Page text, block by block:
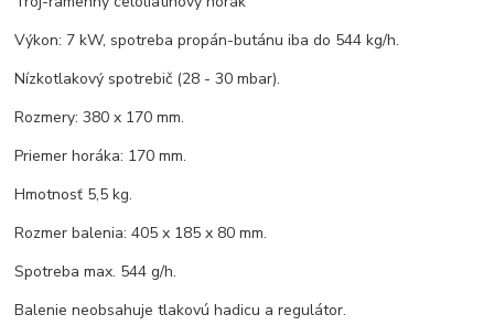
Výkon: 7 kW, spotreba propán-butánu iba do 544 kg/h.
Nízkotlakový spotrebič (28 - 30 mbar).
Rozmery: 380 x 170 mm.
Priemer horáka: 170 mm.
Hmotnosť 5,5 kg.
Rozmer balenia: 405 x 185 x 80 mm.
Spotreba max. 544 g/h.
Balenie neobsahuje tlakovú hadicu a regulátor.